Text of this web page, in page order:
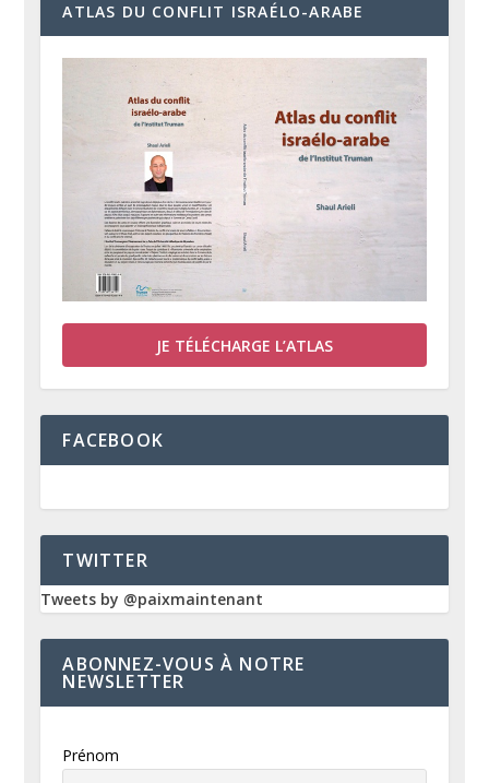
ATLAS DU CONFLIT ISRAÉLO-ARABE
JE TÉLÉCHARGE L’ATLAS
FACEBOOK
TWITTER
Tweets by @paixmaintenant
ABONNEZ-VOUS À NOTRE
NEWSLETTER
Prénom